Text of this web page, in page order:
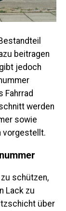
beitragen
jedoch
Fahrrad
werden
sowie
vorgestellt.
schützen,
Lack zu
über